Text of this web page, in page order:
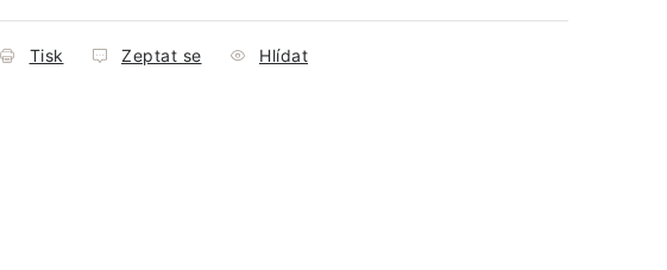
Tisk Zeptat se Hlídat